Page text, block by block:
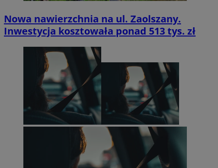
Nowa nawierzchnia na ul. Zaolszany.
Inwestycja kosztowała ponad 513 tys. zł